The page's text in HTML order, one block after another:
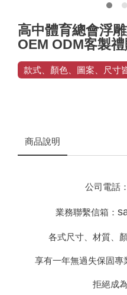
高中體育總會浮
OEM ODM客製
款式、顏色、圖案、尺寸
商品說明
公司電話：
業務聯繫信箱：
各式尺寸、材質、
享有一年無過失保固專
拒絕成